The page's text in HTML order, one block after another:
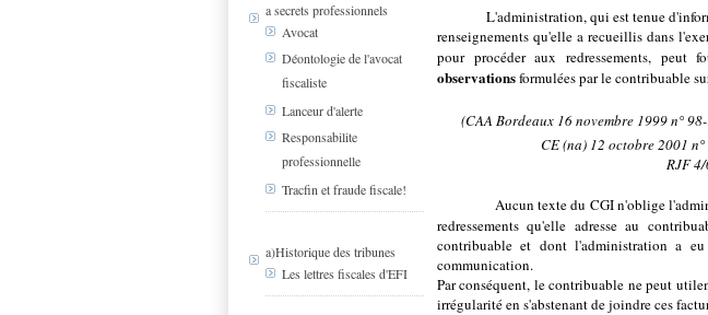
a secrets professionnels
Avocat
Déontologie de l'avocat
fiscaliste
Lanceur d'alerte
Responsabilite
professionnelle
Tracfin et fraude fiscale!
a)Historique des tribunes
Les lettres fiscales d'EFI
L'administration, qui est tenue
renseignements qu'elle a recueillis dans
pour procéder aux redressements, peut
observationsformulées par le contribuable
(CAA Bordeaux 16 novembre 1999 n°
CE (na) 12 octobre 2001
RJF
Aucun texte du CGI n'oblige
redressements qu'elle adresse au
contribuable et dont l'administration a
communication.
Par conséquent, le contribuable ne peut
irrégularité en s'abstenant de joindre ces